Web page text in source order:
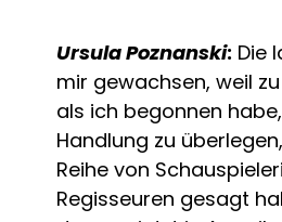
Ursula Poznanski: Die
mir gewachsen, weil
als ich begonnen
Handlung zu
Reihe von
Regisseuren gesagt